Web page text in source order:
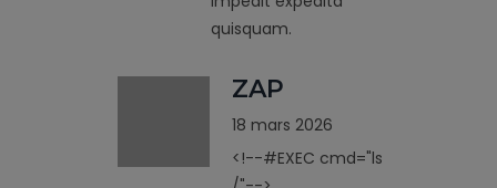
quisquam.
ZAP
18 mars 2026
<!--#EXEC cmd="ls